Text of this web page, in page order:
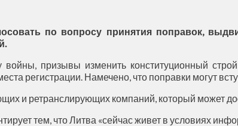
по вопросу принятия поправок,
призывы изменить конституционный
регистрации. Намечено, что поправки могут
и ретранслирующих компаний, который может
тем, что Литва «сейчас живет в условиях